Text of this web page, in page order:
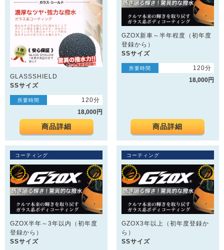
GLASSSHIELD
SSサイズ
所要時間
120分
18,000円
商品詳細
GZOX新車～半年程度（初年度
登録から）
SSサイズ
所要時間
120分
18,000円
商品詳細
コーティング
GZOX半年～3年以内（初年度
登録から）
SSサイズ
コーティング
GZOX3年以上（初年度登録か
ら）
SSサイズ